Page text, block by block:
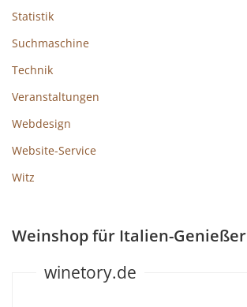
Statistik
Suchmaschine
Technik
Veranstaltungen
Webdesign
Website-Service
Witz
Weinshop für Italien-Genießer
winetory.de